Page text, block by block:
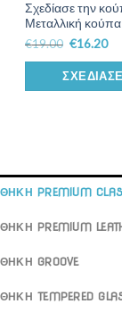
Σχεδίασε την
Μεταλλική κούπα
€19.00 €16.20
ΘΗΚΗ PREMIUM
ΘΗΚΗ PREMIUM
ΘΗΚΗ GROOVE
ΘΗΚΗ TEMPERED